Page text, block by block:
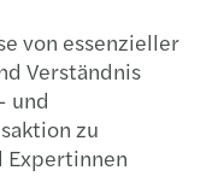
von essenzieller
Verständnis
und
zu
Expertinnen